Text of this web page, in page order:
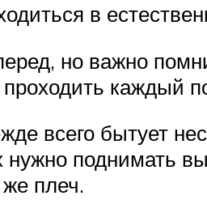
в
но важно
каждый
всего бытует
поднимать
плеч.